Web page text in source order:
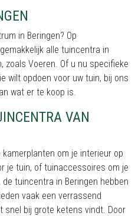
in Beringen? Op
alle tuincentra in
zoals Voeren. Of u nu specifieke
wilt opdoen voor uw tuin, bij ons
wat er te koop is.
VAN
om je interieur op
je tuin, of tuinaccessoires om je
tuincentra in Beringen hebben
vaak een verrassend
bij grote ketens vindt. Door